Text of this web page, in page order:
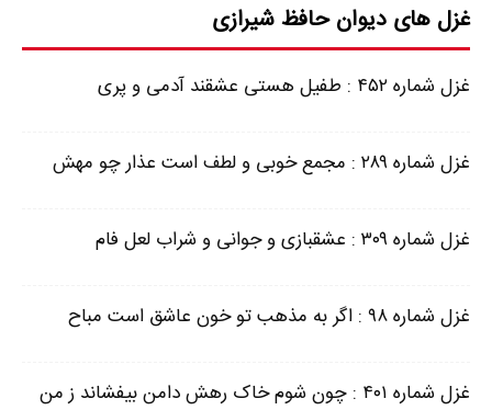
غزل های دیوان حافظ شیرازی
غزل شماره ۴۵۲ : طفیل هستی عشقند آدمی و پری
غزل شماره ۲۸۹ : مجمع خوبی و لطف است عذار چو مهش
غزل شماره ۳۰۹ : عشقبازی و جوانی و شراب لعل فام
غزل شماره ۹۸ : اگر به مذهب تو خون عاشق است مباح
غزل شماره ۴۰۱ : چون شوم خاک رهش دامن بیفشاند ز من